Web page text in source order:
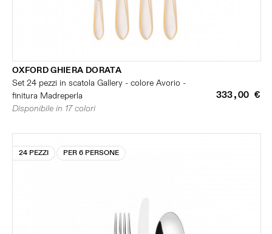
OXFORD GHIERA DORATA
Set 24 pezzi in scatola Gallery - colore Avorio -
finitura Madreperla
333,00 €
Disponibile in 17 colori
24 PEZZI PER 6 PERSONE